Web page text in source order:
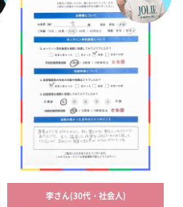
李さん(30代・社会人)